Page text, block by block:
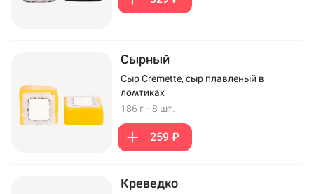
Сырный
Сыр Cremette, сыр плавленый в
ломтиках
186 г · 8 шт.
259 ₽
Креведко